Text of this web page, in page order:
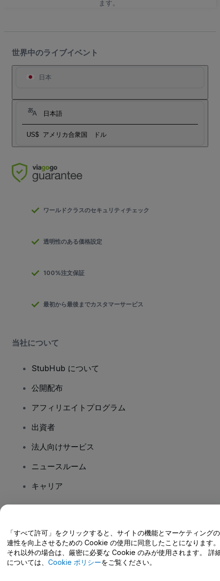
ます。
世界中のライブイベント
日本
日本語
US$ アメリカ合衆国 ドル
ワールドクラスのセキュリティチェック
透明性のある価格設定
100%注文保証
最初から最後までカスタマーサービス
当社について
StubHub について
公開配布
アフィリエイトプログラム
出資者
法人向けサービス
ニュースルーム
キャリア
ヘルプセンター / こちらまでご連絡下さい
「すべて許可」をクリックすると、サイトの機能とマーケティング
連性を向上させるための Cookie の使用に同意したことになります。
それ以外の場合は、厳密に必要な Cookie のみが使用されます。 詳
については、 Cookie ポリシーをご覧ください。